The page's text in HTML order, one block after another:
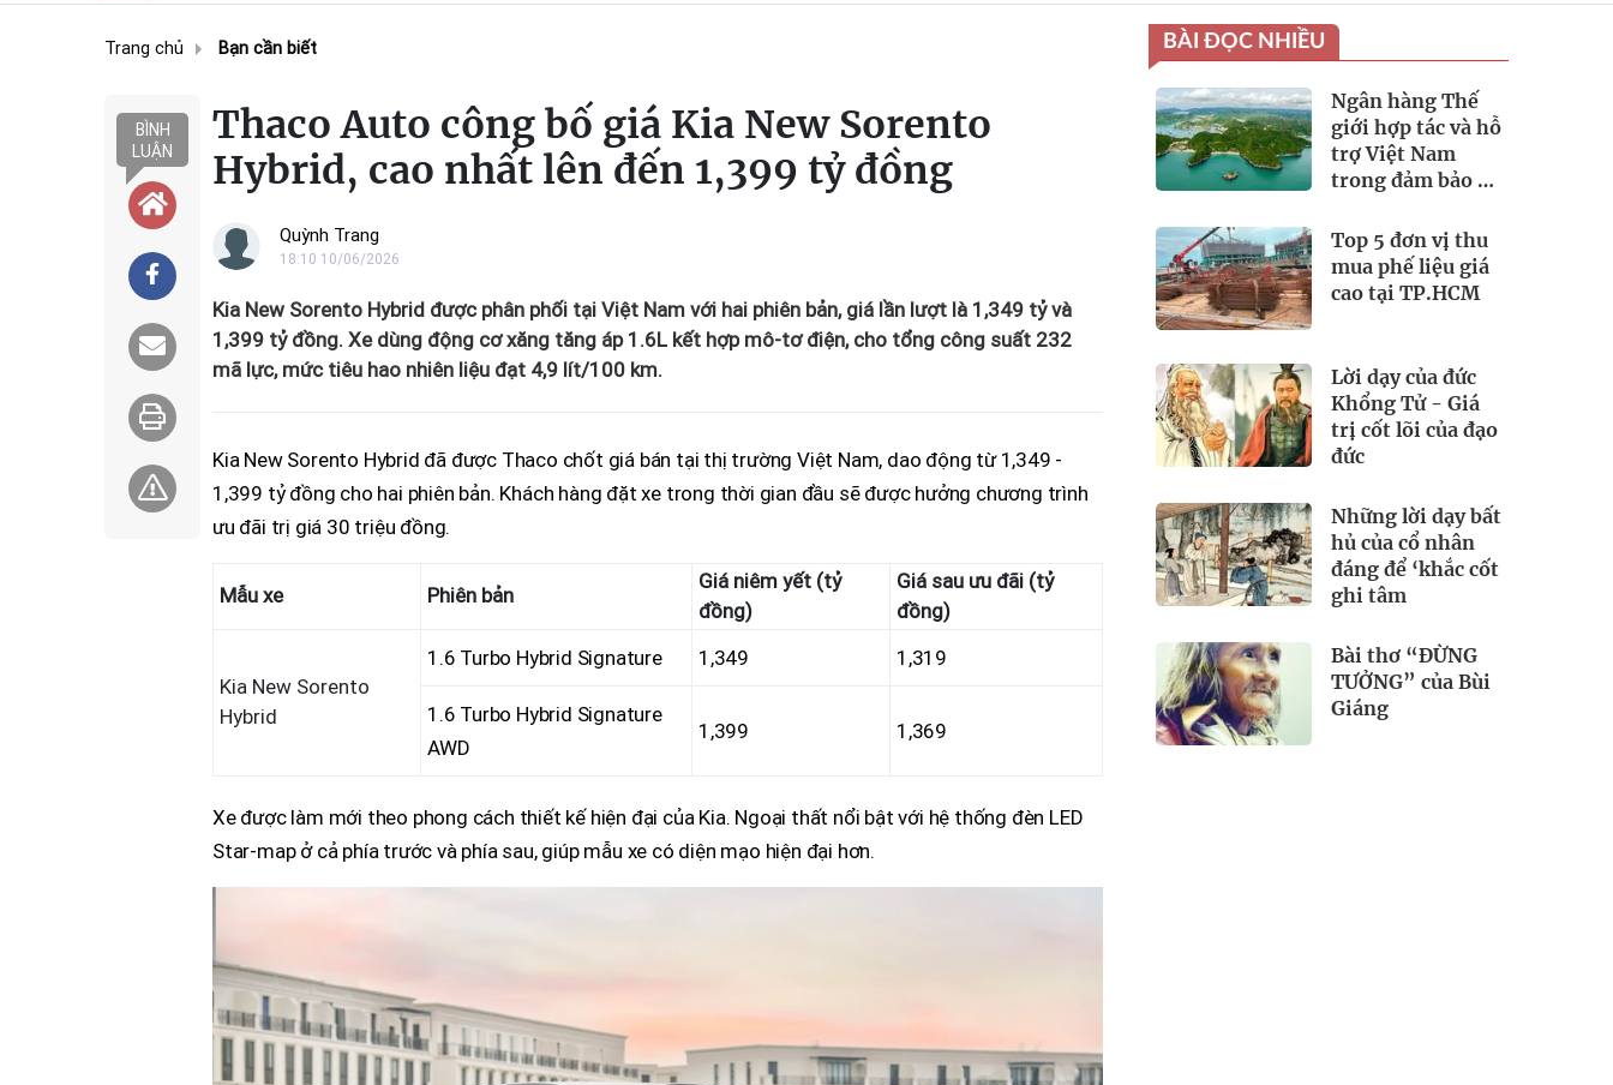
Trang chủ Bạn cần biết
BÌNH
LUẬN
Thaco Auto công bố giá Kia New Sorento
Hybrid, cao nhất lên đến 1,399 tỷ đồng
Quỳnh Trang
18:10 10/06/2026
Kia New Sorento Hybrid được phân phối tại Việt Nam với hai phiên bản, giá lần lượt là 1,349 tỷ và
1,399 tỷ đồng. Xe dùng động cơ xăng tăng áp 1.6L kết hợp mô-tơ điện, cho tổng công suất 232
mã lực, mức tiêu hao nhiên liệu đạt 4,9 lít/100 km.
Kia New Sorento Hybrid đã được Thaco chốt giá bán tại thị trường Việt Nam, dao động từ 1,349 -
1,399 tỷ đồng cho hai phiên bản. Khách hàng đặt xe trong thời gian đầu sẽ được hưởng chương trình
ưu đãi trị giá 30 triệu đồng.
Mẫu xe Phiên bản
Giá niêm yết (tỷ
đồng)
Giá sau ưu đãi (tỷ
đồng)
Kia New Sorento
Hybrid
1.6 Turbo Hybrid Signature 1,349 1,319
1.6 Turbo Hybrid Signature
AWD
1,399 1,369
Xe được làm mới theo phong cách thiết kế hiện đại của Kia. Ngoại thất nổi bật với hệ thống đèn LED
Star-map ở cả phía trước và phía sau, giúp mẫu xe có diện mạo hiện đại hơn.
BÀI ĐỌC NHIỀU
Ngân hàng Thế
giới hợp tác và hỗ
trợ Việt Nam
trong đảm bảo an
Top 5 đơn vị thu
mua phế liệu giá
cao tại TP.HCM
Lời dạy của đức
Khổng Tử - Giá
trị cốt lõi của đạo
đức
Những lời dạy bất
hủ của cổ nhân
đáng để ‘khắc cốt
ghi tâm
Bài thơ “ĐỪNG
TƯỞNG” của Bùi
Giáng